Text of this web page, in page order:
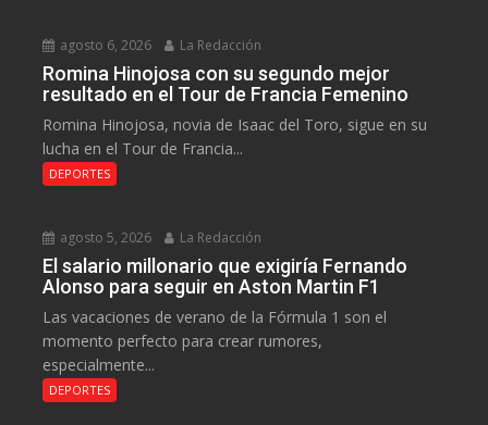
agosto 6, 2026 La Redacción
Romina Hinojosa con su segundo mejor
resultado en el Tour de Francia Femenino
Romina Hinojosa, novia de Isaac del Toro, sigue en su
lucha en el Tour de Francia...
DEPORTES
agosto 5, 2026 La Redacción
El salario millonario que exigiría Fernando
Alonso para seguir en Aston Martin F1
Las vacaciones de verano de la Fórmula 1 son el
momento perfecto para crear rumores,
especialmente...
DEPORTES